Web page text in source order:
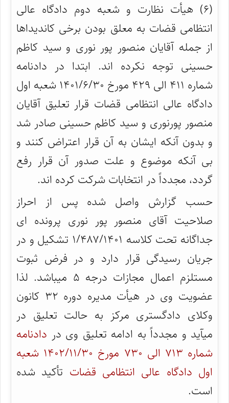
(۶) هیأت نظارت و شعبه دوم دادگاه عالی
انتظامی قضات به معلق بودن برخی کاندیداها
از جمله آقایان منصور پور نوری و سید کاظم
حسینی توجه نکرده اند. ابتدا در دادنامه
شماره ۴۱۱ الی ۴۲۹ مورخ ۱۴۰۱/۶/۳۰ شعبه اول
دادگاه عالی انتظامی قضات قرار تعلیق آقایان
منصور پورنوری و سید کاظم حسینی صادر شد
و بدون آنکه ایشان به آن قرار اعتراض کنند و
بی آنکه موضوع و علت صدور آن قرار رفع
گردد، مجدداً در انتخابات شرکت کرده اند.
حسب گزارش واصل شده پس از احراز
صلاحیت آقای منصور پور نوری پرونده ای
جداگانه تحت کلاسه ۱/۴۸۷/۱۴۰۱ تشکیل و در
جریان رسیدگی قرار دارد و در فرض ثبوت
مستلزم اعمال مجازات درجه ۵ میباشد. لذا
عضویت وی در هیأت مدیره دوره ۳۲ کانون
وکلای دادگستری مرکز به حالت تعلیق در
میآید و مجدداً به ادامه تعلیق وی در دادنامه
شماره ۷۱۳ الی ۷۳۰ مورخ ۱۴۰۲/۱۱/۳۰ شعبه
اول دادگاه عالی انتظامی قضات تأکید شده
است.